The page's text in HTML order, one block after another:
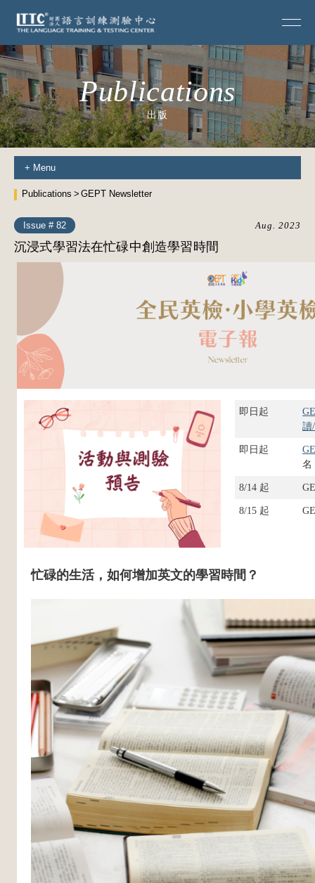
Publications
出版
+ Menu
Publications GEPT Newsletter
Issue # 82 Aug. 2023
沉浸式學習法在忙碌中創造學習時間
即日起
讀
即日起
名
8/14 起
8/15 起
忙碌的生活，如何增加英文的學習時間？